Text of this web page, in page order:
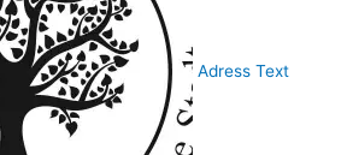
Adress Text